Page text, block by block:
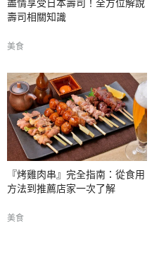
壽司相關知識
美食
『烤雞肉串』完全指南：從食用
方法到推薦店家一次了解
美食